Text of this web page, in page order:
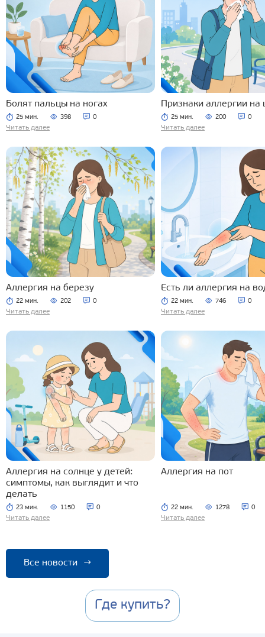
Болят пальцы на ногах
25 мин. 398 0
Читать далее
Признаки аллергии на
25 мин. 200 0
Читать далее
Аллергия на березу
22 мин. 202 0
Читать далее
Есть ли аллергия на
22 мин. 746 0
Читать далее
Аллергия на солнце у детей:
симптомы, как выглядит и что
делать
23 мин. 1150 0
Читать далее
Аллергия на пот
22 мин. 1278 0
Читать далее
Все новости →
Где купить?